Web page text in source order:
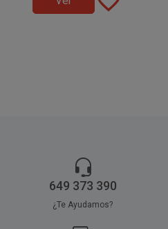
elección ecológica para
649 373 390
¿Te Ayudamos?